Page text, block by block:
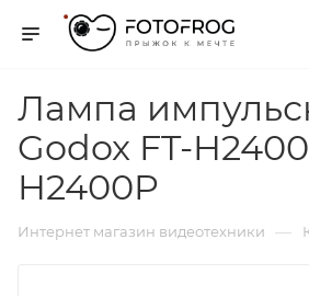
Лампа
Godox FT-
H2400P
Интернет магазин видеотехники —